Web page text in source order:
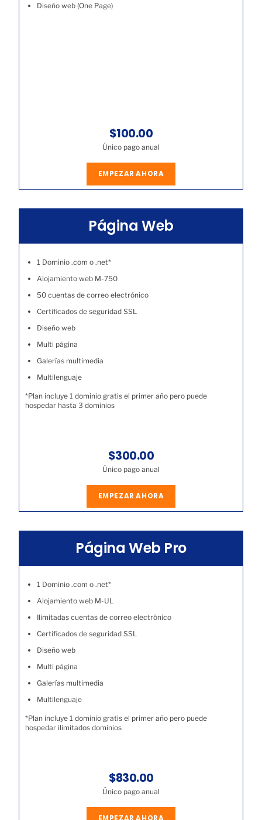
Diseño web (One Page)
$100.00
Único pago anual
EMPEZAR AHORA
Página Web
1 Dominio .com o .net*
Alojamiento web M-750
50 cuentas de correo electrónico
Certificados de seguridad SSL
Diseño web
Multi página
Galerías multimedia
Multilenguaje
*Plan incluye 1 dominio gratis el primer año pero puede
hospedar hasta 3 dominios
$300.00
Único pago anual
EMPEZAR AHORA
Página Web Pro
1 Dominio .com o .net*
Alojamiento web M-UL
Ilimitadas cuentas de correo electrónico
Certificados de seguridad SSL
Diseño web
Multi página
Galerías multimedia
Multilenguaje
*Plan incluye 1 dominio gratis el primer año pero puede
hospedar ilimitados dominios
$830.00
Único pago anual